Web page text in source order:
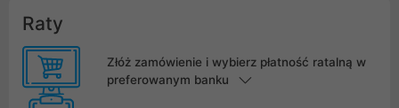
Raty
Złóż zamówienie i wybierz płatność ratalną w
preferowanym banku